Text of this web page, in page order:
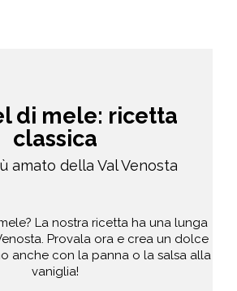
di mele: ricetta
classica
amato della Val Venosta
La nostra ricetta ha una lunga
Provala ora e crea un dolce
anche con la panna o la salsa alla
vaniglia!